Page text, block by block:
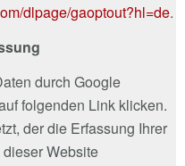
dlpage/gaoptout?hl=de.
durch Google
folgenden Link klicken.
der die Erfassung Ihrer
Website